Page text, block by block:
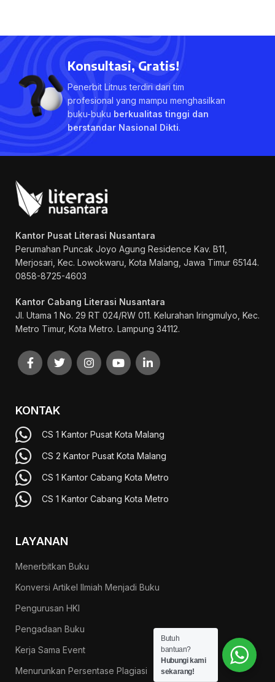
Konsultasi, Gratis!
Penerbit Litnus terdiri dari tim
profesional yang mampu menghasilkan
buku-buku berkualitas tinggi dan
berstandar Nasional Dikti.
Kantor Pusat Literasi Nusantara
Perumahan Puncak Joyo Agung Residence Kav. B11,
Merjosari, Kec. Lowokwaru, Kota Malang, Jawa Timur 65144.
0858-8725-4603
Kantor Cabang Literasi Nusantara
Jl. Utama 1 No. 29 RT 024/RW 011. Kelurahan Iringmulyo, Kec.
Metro Timur, Kota Metro. Lampung 34112.
KONTAK
CS 1 Kantor Pusat Kota Malang
CS 2 Kantor Pusat Kota Malang
CS 1 Kantor Cabang Kota Metro
CS 1 Kantor Cabang Kota Metro
LAYANAN
Menerbitkan Buku
Konversi Artikel Ilmiah Menjadi Buku
Pengurusan HKI
Pengadaan Buku
Kerja Sama Event
Menurunkan Persentase Plagiasi
Butuh
bantuan?
Hubungi kami
sekarang!